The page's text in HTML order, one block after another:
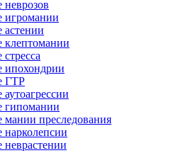
неврозов
игромании
астении
клептомании
ипохондрии
ГТР
гипомании
мании преследования
нарколепсии
неврастении